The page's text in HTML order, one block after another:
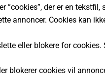
”cookies”, der er en
annoncer. Cookies kan
eller blokere for cookies.
blokerer cookies vil